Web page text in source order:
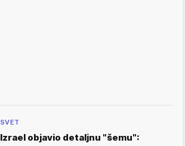
SVET
Izrael objavio detaljnu "šemu":